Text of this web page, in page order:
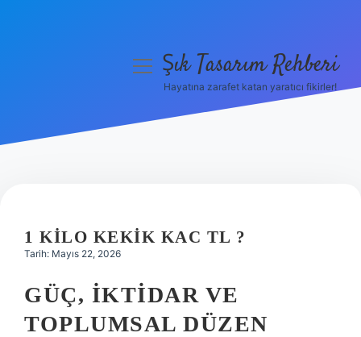
Hakkımızda
menüyüŞık Tasarım Rehberi
Hayatına zarafet katan yaratıcı fikirler!
1 KILO KEKIK KAC TL ?
Tarih: Mayıs 22, 2026
GÜÇ, İKTIDAR VE
TOPLUMSAL DÜZEN